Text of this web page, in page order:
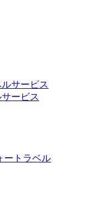
ービス
ートラベル